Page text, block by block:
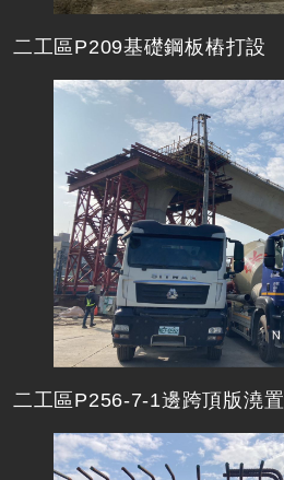
二工區P209基礎鋼板樁打設
二工區P256-7-1邊跨頂版澆置